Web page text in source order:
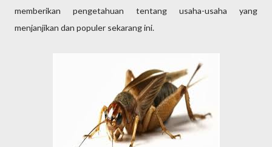
memberikan pengetahuan tentang usaha-usaha yang
menjanjikan dan populer sekarang ini.